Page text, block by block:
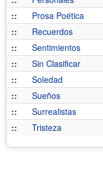
::
Prosa Poética
::
Recuerdos
::
Sentimientos
::
Sin Clasificar
::
Soledad
::
Sueños
::
Surrealistas
::
Tristeza